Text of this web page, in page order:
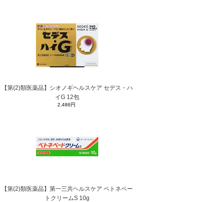
【第(2)類医薬品】シオノギヘルスケア セデス・ハ
イG 12包
2,486円
【第(2)類医薬品】第一三共ヘルスケア ベトネベー
トクリームS 10g